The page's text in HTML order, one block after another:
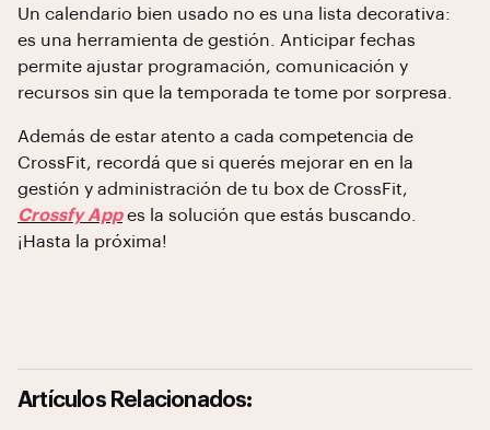
Un calendario bien usado no es una lista decorativa:
es una herramienta de gestión. Anticipar fechas
permite ajustar programación, comunicación y
recursos sin que la temporada te tome por sorpresa.
Además de estar atento a cada competencia de
CrossFit, recordá que si querés mejorar en en la
gestión y administración de tu box de CrossFit,
Crossfy Appes la solución que estás buscando.
¡Hasta la próxima!
Artículos Relacionados: